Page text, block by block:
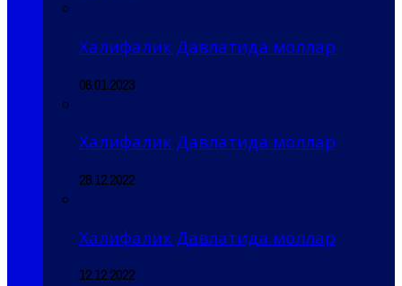
Халифалик Давлатида моллар
06.01.2023
Халифалик Давлатида моллар
28.12.2022
Халифалик Давлатида моллар
12.12.2022